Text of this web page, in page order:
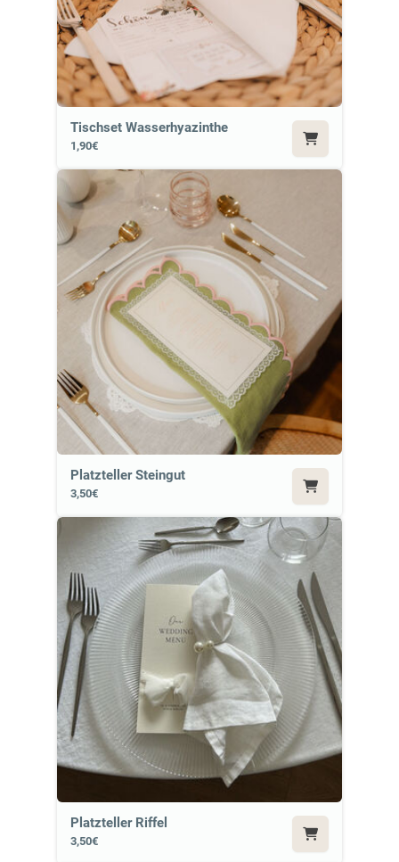
Tischset Wasserhyazinthe
1,90€
Platzteller Steingut
3,50€
Platzteller Riffel
3,50€